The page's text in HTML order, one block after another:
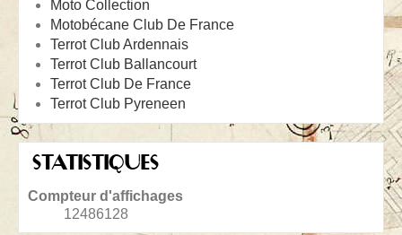
Moto Collection
Motobécane Club De France
Terrot Club Ardennais
Terrot Club Ballancourt
Terrot Club De France
Terrot Club Pyreneen
STATISTIQUES
Compteur d'affichages
12486128